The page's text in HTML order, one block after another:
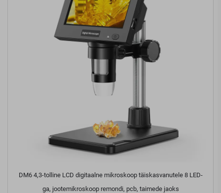
DM6 4,3-tolline LCD digitaalne mikroskoop täiskasvanutele 8 LED-
ga, jootemikroskoop remondi, pcb, taimede jaoks